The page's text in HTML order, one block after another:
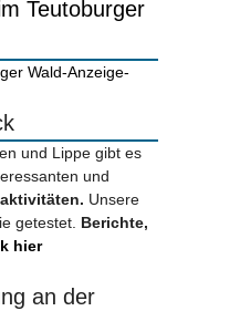
Teutoburger
-Anzeige-
und Lippe gibt es
und
Unsere
getestet. Berichte,
hier
an der